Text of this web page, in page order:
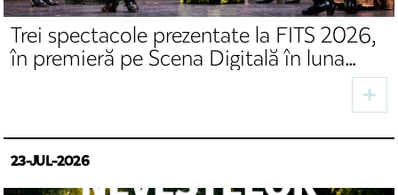
Trei spectacole prezentate la FITS 2026,
în premieră pe Scena Digitală în luna
23-JUL-2026